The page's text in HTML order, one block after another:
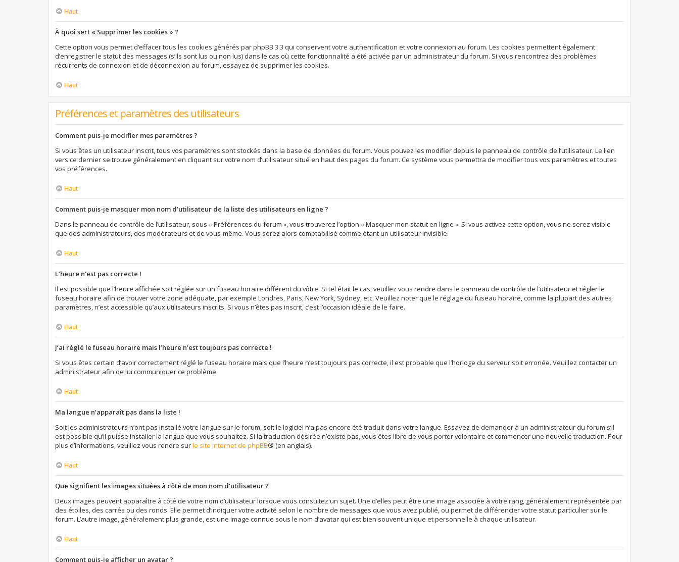
Haut
À quoi sert « Supprimer les cookies » ?
Cette option vous permet d’effacer tous les cookies générés par phpBB 3.3 qui conservent votre authentification et votre connexion au forum. Les cookies permettent également
d’enregistrer le statut des messages (s’ils sont lus ou non lus) dans le cas où cette fonctionnalité a été activée par un administrateur du forum. Si vous rencontrez des problèmes
récurrents de connexion et de déconnexion au forum, essayez de supprimer les cookies.
Haut
Préférences et paramètres des utilisateurs
Comment puis-je modifier mes paramètres ?
Si vous êtes un utilisateur inscrit, tous vos paramètres sont stockés dans la base de données du forum. Vous pouvez les modifier depuis le panneau de contrôle de l’utilisateur. Le lien
vers ce dernier se trouve généralement en cliquant sur votre nom d’utilisateur situé en haut des pages du forum. Ce système vous permettra de modifier tous vos paramètres et toutes
vos préférences.
Haut
Comment puis-je masquer mon nom d’utilisateur de la liste des utilisateurs en ligne ?
Dans le panneau de contrôle de l’utilisateur, sous « Préférences du forum », vous trouverez l’option « Masquer mon statut en ligne ». Si vous activez cette option, vous ne serez visible
que des administrateurs, des modérateurs et de vous-même. Vous serez alors comptabilisé comme étant un utilisateur invisible.
Haut
L’heure n’est pas correcte !
Il est possible que l’heure affichée soit réglée sur un fuseau horaire différent du vôtre. Si tel était le cas, veuillez vous rendre dans le panneau de contrôle de l’utilisateur et régler le
fuseau horaire afin de trouver votre zone adéquate, par exemple Londres, Paris, New York, Sydney, etc. Veuillez noter que le réglage du fuseau horaire, comme la plupart des autres
paramètres, n’est accessible qu’aux utilisateurs inscrits. Si vous n’êtes pas inscrit, c’est l’occasion idéale de le faire.
Haut
J’ai réglé le fuseau horaire mais l’heure n’est toujours pas correcte !
Si vous êtes certain d’avoir correctement réglé le fuseau horaire mais que l’heure n’est toujours pas correcte, il est probable que l’horloge du serveur soit erronée. Veuillez contacter un
administrateur afin de lui communiquer ce problème.
Haut
Ma langue n’apparaît pas dans la liste !
Soit les administrateurs n’ont pas installé votre langue sur le forum, soit le logiciel n’a pas encore été traduit dans votre langue. Essayez de demander à un administrateur du forum s’il
est possible qu’il puisse installer la langue que vous souhaitez. Si la traduction désirée n’existe pas, vous êtes libre de vous porter volontaire et commencer une nouvelle traduction. Pour
plus d’informations, veuillez vous rendre surle site internet de phpBB® (en anglais).
Haut
Que signifient les images situées à côté de mon nom d’utilisateur ?
Deux images peuvent apparaître à côté de votre nom d’utilisateur lorsque vous consultez un sujet. Une d’elles peut être une image associée à votre rang, généralement représentée par
des étoiles, des carrés ou des ronds. Elle permet d’indiquer votre activité selon le nombre de messages que vous avez publié, ou permet de différencier votre statut particulier sur le
forum. L’autre image, généralement plus grande, est une image connue sous le nom d’avatar qui est bien souvent unique et personnelle à chaque utilisateur.
Haut
Comment puis-je afficher un avatar ?